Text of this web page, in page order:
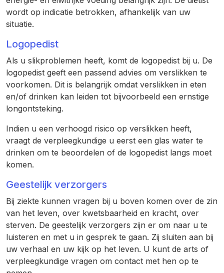
wordt op indicatie betrokken, afhankelijk van uw
situatie.
Logopedist
Als u slikproblemen heeft, komt de logopedist bij u. De
logopedist geeft een passend advies om verslikken te
voorkomen. Dit is belangrijk omdat verslikken in eten
en/of drinken kan leiden tot bijvoorbeeld een ernstige
longontsteking.
Indien u een verhoogd risico op verslikken heeft,
vraagt de verpleegkundige u eerst een glas water te
drinken om te beoordelen of de logopedist langs moet
komen.
Geestelijk verzorgers
Bij ziekte kunnen vragen bij u boven komen over de zin
van het leven, over kwetsbaarheid en kracht, over
sterven. De geestelijk verzorgers zijn er om naar u te
luisteren en met u in gesprek te gaan. Zij sluiten aan bij
uw verhaal en uw kijk op het leven. U kunt de arts of
verpleegkundige vragen om contact met hen op te